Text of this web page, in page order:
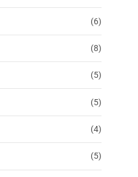
(6)
(8)
(5)
(5)
(4)
(5)